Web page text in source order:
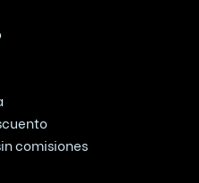
comisiones